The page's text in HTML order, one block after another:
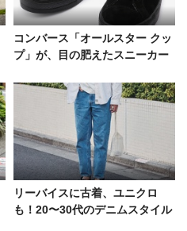
コンバース「オールスター クッ
プ」が、目の肥えたスニーカー
リーバイスに古着、ユニクロ
も！20〜30代のデニムスタイル